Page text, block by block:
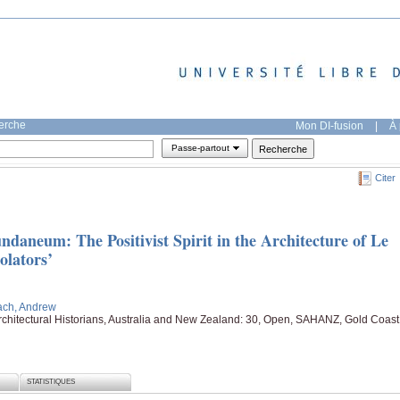
Mon DI-fusion | À
Passe-partout
Citer
The Positivist Spirit in the Architecture of Le
Andrew
Historians, Australia and New Zealand: 30, Open, SAHANZ, Gold
STATISTIQUES